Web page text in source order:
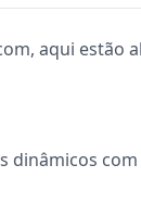
aqui